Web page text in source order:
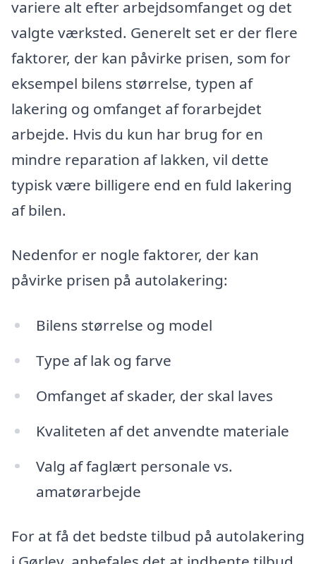
variere alt efter arbejdsomfanget og det
valgte værksted. Generelt set er der flere
faktorer, der kan påvirke prisen, som for
eksempel bilens størrelse, typen af
lakering og omfanget af forarbejdet
arbejde. Hvis du kun har brug for en
mindre reparation af lakken, vil dette
typisk være billigere end en fuld lakering
af bilen.
Nedenfor er nogle faktorer, der kan
påvirke prisen på autolakering:
Bilens størrelse og model
Type af lak og farve
Omfanget af skader, der skal laves
Kvaliteten af det anvendte materiale
Valg af faglært personale vs.
amatørarbejde
For at få det bedste tilbud på autolakering